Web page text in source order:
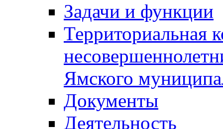
Задачи и функции
Территориальная
Ямского
Документы
Деятельность